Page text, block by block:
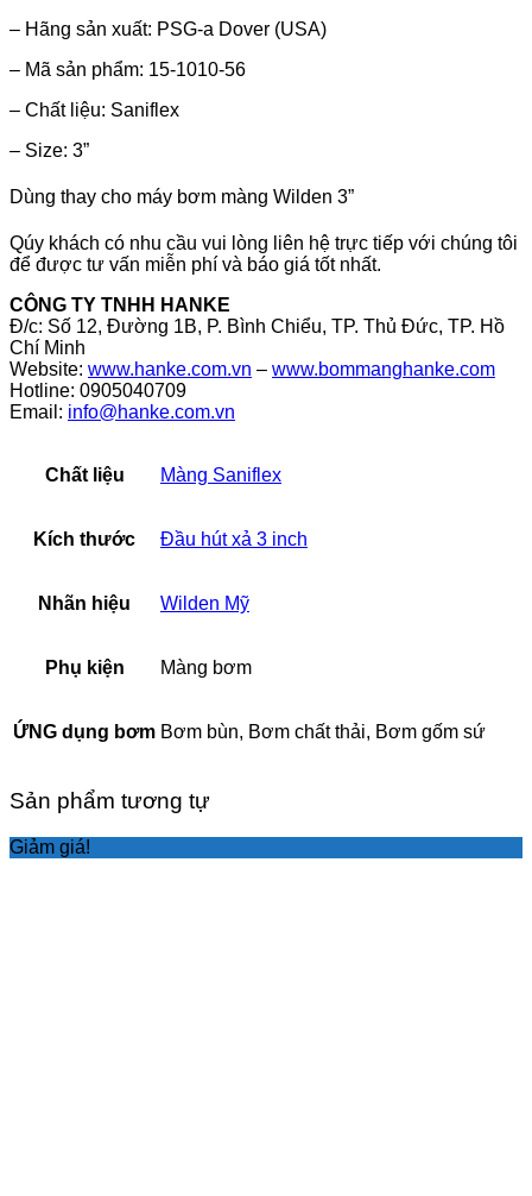
lượng
– Hãng sản xuất: PSG-a Dover (USA)
– Mã sản phẩm: 15-1010-56
– Chất liệu: Saniflex
– Size: 3”
Dùng thay cho máy bơm màng Wilden 3”
Qúy khách có nhu cầu vui lòng liên hệ trực tiếp với chúng tôi
để được tư vấn miễn phí và báo giá tốt nhất.
CÔNG TY TNHH HANKE
Đ/c: Số 12, Đường 1B, P. Bình Chiểu, TP. Thủ Đức, TP. Hồ
Chí Minh
Website: www.hanke.com.vn – www.bommanghanke.com
Hotline: 0905040709
Email: info@hanke.com.vn
Chất liệu Màng Saniflex
Kích thước Đầu hút xả 3 inch
Nhãn hiệu Wilden Mỹ
Phụ kiện Màng bơm
ỨNG dụng bơm Bơm bùn, Bơm chất thải, Bơm gốm sứ
Sản phẩm tương tự
Giảm giá!